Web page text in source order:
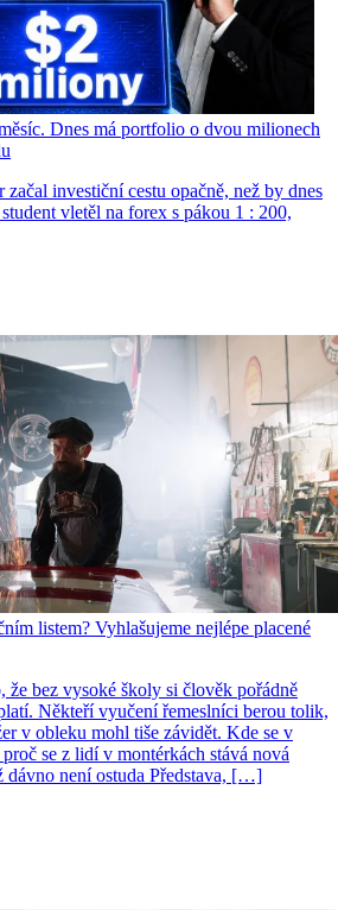
Dnes má portfolio o dvou milionech
investiční cestu opačně, než by dnes
vletěl na forex s pákou 1 : 200,
listem? Vyhlašujeme nejlépe placené
že bez vysoké školy si člověk pořádně
Někteří vyučení řemeslníci berou tolik,
v obleku mohl tiše závidět. Kde se v
se z lidí v montérkách stává nová
dávno není ostuda Představa, […]